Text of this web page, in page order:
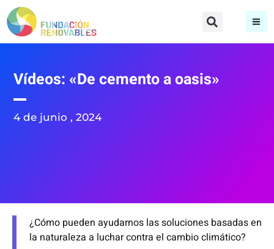
Vídeos: «De cemento a oasis»
4 de junio , 2024
¿Cómo pueden ayudarnos las soluciones basadas en
la naturaleza a luchar contra el cambio climático?